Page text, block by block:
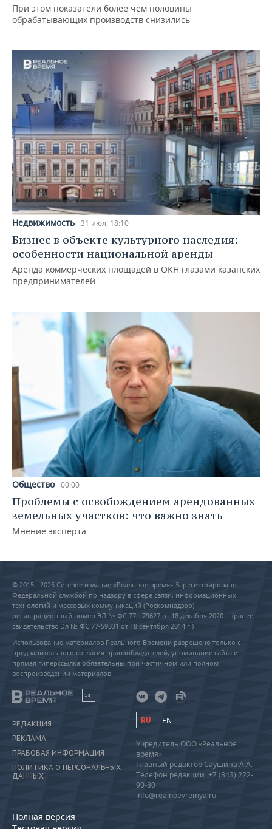
При этом показатели более чем половины
обрабатывающих производств снизились
Недвижимость 31 июл, 18:10
Бизнес в объекте культурного наследия:
особенности национальной аренды
Аренда коммерческих площадей в ОКН глазами казанских
предпринимателей
Общество 00:00
Проблемы с освобождением арендованных
земельных участков: что важно знать
Мнение эксперта
© 2015 - 2026 Сетевое издание «Реальное время» Зарегистрировано
Федеральной службой по надзору в сфере связи, информационных
технологий и массовых коммуникаций (Роскомнадзор) –
регистрационный номер ЭЛ № ФС 77 - 79627 от 18 декабря 2020 г. (ранее
свидетельство Эл № ФС 77-59331 от 18 сентября 2014 г.)
Использование материалов Реального Времени разрешено только с
предварительного согласия правообладателей, упоминание сайта и
прямая гиперссылка обязательны при частичном или полном
воспроизведении материалов.
18+
РЕДАКЦИЯ
РЕКЛАМА
ПРАВОВАЯ ИНФОРМАЦИЯ
ПОЛИТИКА О ПЕРСОНАЛЬНЫХ
ДАННЫХ
Полная версия
RU EN
Учредитель ООО «Реальное
время»
Главный редактор Саушина А.А.
Телефон редакции: +7 (843) 222-
90-80
info@realnoevremya.ru